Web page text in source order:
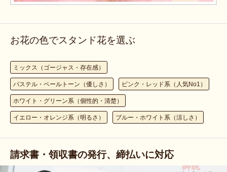
お花の色でスタンド花を選ぶ
ミックス（ゴージャス・存在感）
パステル・ペールトーン（優しさ） ピンク・レッド系（人気No1）
ホワイト・グリーン系（個性的・清楚）
イエロー・オレンジ系（明るさ） ブルー・ホワイト系（涼しさ）
請求書・領収書の発行、締払いに対応